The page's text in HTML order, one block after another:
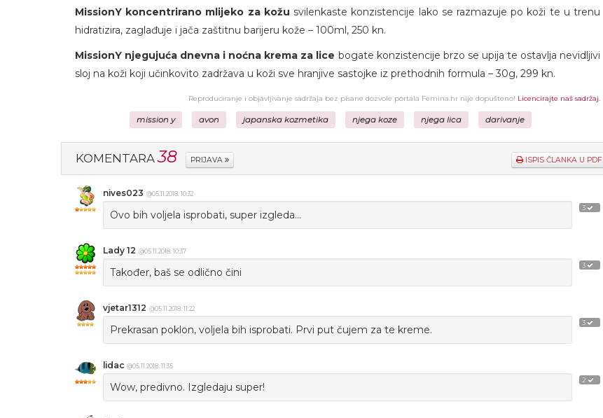
MissionY koncentrirano mlijeko za kožu svilenkaste konzistencije lako se razmazuje po koži te u trenu
hidratizira, zaglađuje i jača zaštitnu barijeru kože – 100ml, 250 kn.
MissionY njegujuća dnevna i noćna krema za lice bogate konzistencije brzo se upija te ostavlja nevidljivi
sloj na koži koji učinkovito zadržava u koži sve hranjive sastojke iz prethodnih formula – 30g, 299 kn.
Reproduciranje i objavljivanje sadržaja bez pisane dozvole portala Femina.hr nije dopušteno! Licencirajte naš sadržaj.
mission y avon japanska kozmetika njega koze njega lica darivanje
KOMENTARA38 PRIJAVA ISPIS ČLANKA U PDF
3
nives023 @05.11.2018. 10:32
Ovo bih voljela isprobati, super izgleda...
3
Lady 12 @05.11.2018. 10:37
Također, baš se odlično čini
3
vjetar1312 @05.11.2018. 11:22
Prekrasan poklon, voljela bih isprobati. Prvi put čujem za te kreme.
2
lidac @05.11.2018. 11:35
Wow, predivno. Izgledaju super!